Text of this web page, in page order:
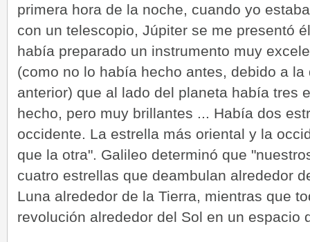
primera hora de la noche, cuando yo
con un telescopio, Júpiter se me presentó
había preparado un instrumento muy
(como no lo había hecho antes, debido a
anterior) que al lado del planeta había tres
hecho, pero muy brillantes ... Había dos
occidente. La estrella más oriental y la
que la otra". Galileo determinó que
cuatro estrellas que deambulan alrededor
Luna alrededor de la Tierra, mientras que
revolución alrededor del Sol en un espacio